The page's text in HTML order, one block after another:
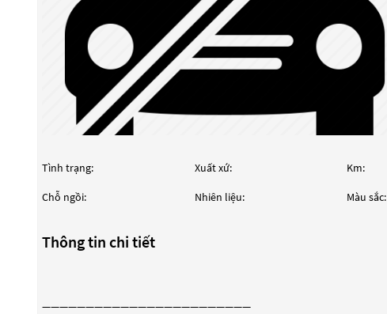
Tình trạng: Xuất xứ: Km:
Chỗ ngồi: Nhiên liệu: Màu sắc:
Thông tin chi tiết
————————————————————————